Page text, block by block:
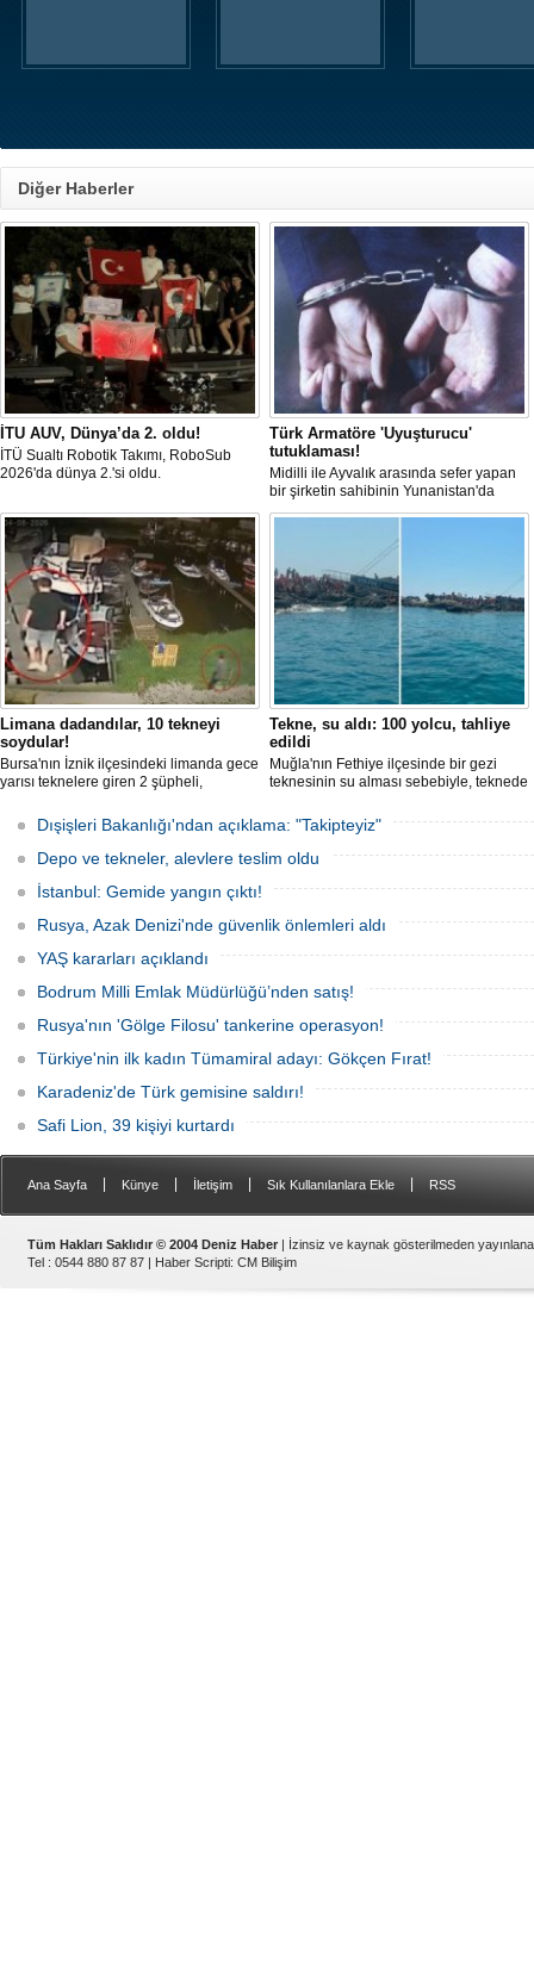
Diğer Haberler
İTU AUV, Dünya’da 2. oldu!
İTÜ Sualtı Robotik Takımı, RoboSub
2026'da dünya 2.'si oldu.
Türk Armatöre 'Uyuşturucu'
tutuklaması!
Midilli ile Ayvalık arasında sefer yapan
bir şirketin sahibinin Yunanistan'da
tutuklandığı bildirildi.
Limana dadandılar, 10 tekneyi
soydular!
Bursa'nın İznik ilçesindeki limanda gece
yarısı teknelere giren 2 şüpheli,
çaldı. Olay, güvenlik kameralarına
yansıdı, tekne sahiplerinin ihbarıyla
jandarma inceleme başlattı.
Tekne, su aldı: 100 yolcu, tahliye
edildi
Muğla'nın Fethiye ilçesinde bir gezi
teknesinin su alması sebebiyle, teknede
teknenin batmaması için bölgede
kurtarma çalışması başlatıldı.
Dışişleri Bakanlığı'ndan açıklama: "Takipteyiz"
Depo ve tekneler, alevlere teslim oldu
İstanbul: Gemide yangın çıktı!
Rusya, Azak Denizi'nde güvenlik önlemleri aldı
YAŞ kararları açıklandı
Bodrum Milli Emlak Müdürlüğü’nden satış!
Rusya'nın 'Gölge Filosu' tankerine operasyon!
Türkiye'nin ilk kadın Tümamiral adayı: Gökçen Fırat!
Karadeniz'de Türk gemisine saldırı!
Safi Lion, 39 kişiyi kurtardı
Ana Sayfa Künye İletişim Sık Kullanılanlara Ekle RSS
Tüm Hakları Saklıdır © 2004 Deniz Haber | İzinsiz ve kaynak gösterilmeden
Tel : 0544 880 87 87 | Haber Scripti: CM Bilişim